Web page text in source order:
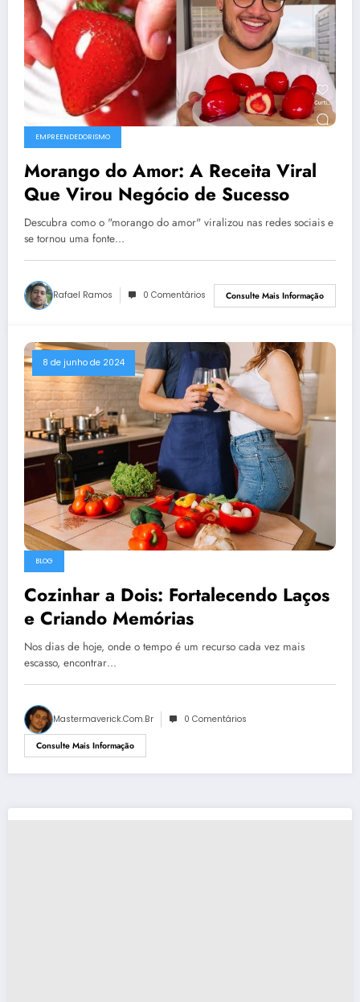
EMPREENDEDORISMO
Morango do Amor: A Receita Viral
Que Virou Negócio de Sucesso
Descubra como o "morango do amor" viralizou nas redes sociais e
se tornou uma fonte…
Rafael Ramos 0 Comentários Consulte Mais Informação
8 de junho de 2024
BLOG
Cozinhar a Dois: Fortalecendo Laços
e Criando Memórias
Nos dias de hoje, onde o tempo é um recurso cada vez mais
escasso, encontrar…
Mastermaverick.com.br 0 Comentários
Consulte Mais Informação